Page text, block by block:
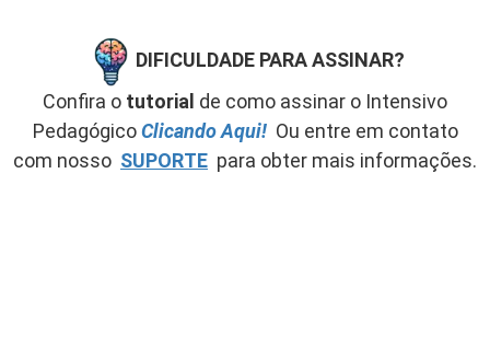
DIFICULDADE PARA ASSINAR?
Confira o tutorial de como assinar o Intensivo
PedagógicoClicando Aqui! Ou entre em contato
com nosso SUPORTE para obter mais informações.